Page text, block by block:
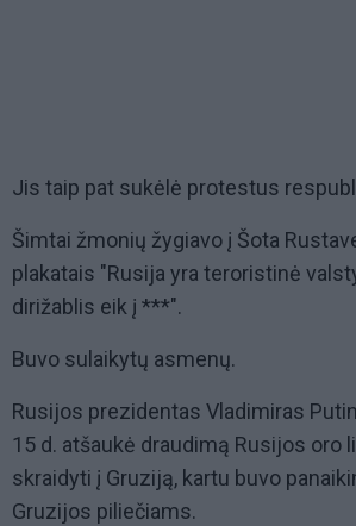
Jis taip pat sukėlė protestus
Šimtai žmonių žygiavo į Šota
plakatais "Rusija yra teroristinė
dirižablis eik į ***".
Buvo sulaikytų asmenų.
Rusijos prezidentas Vladimiras
15 d. atšaukė draudimą Rusijos oro
skraidyti į Gruziją, kartu buvo
Gruzijos piliečiams.